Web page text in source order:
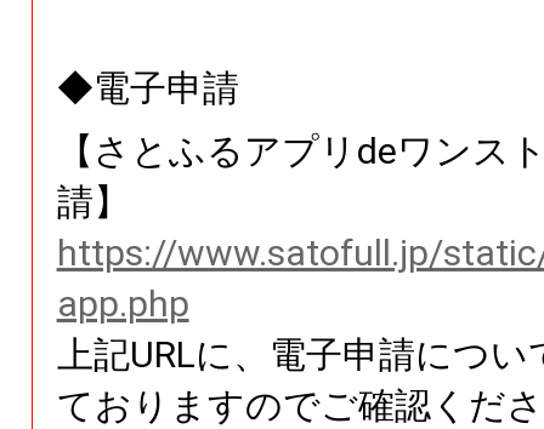
◆電子申請
【さとふるアプリdeワンス
請】
https://www.satofull.jp/
app.php
上記URLに、電子申請につい
ておりますのでご確認くだ